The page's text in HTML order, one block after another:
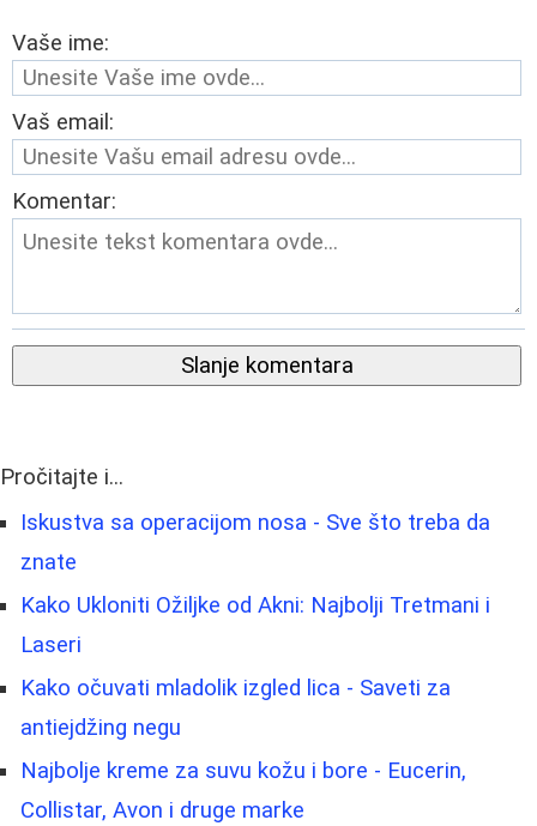
Vaše ime:
Vaš email:
Komentar:
Slanje komentara
Pročitajte i...
Iskustva sa operacijom nosa - Sve što treba da
znate
Kako Ukloniti Ožiljke od Akni: Najbolji Tretmani i
Laseri
Kako očuvati mladolik izgled lica - Saveti za
antiejdžing negu
Najbolje kreme za suvu kožu i bore - Eucerin,
Collistar, Avon i druge marke